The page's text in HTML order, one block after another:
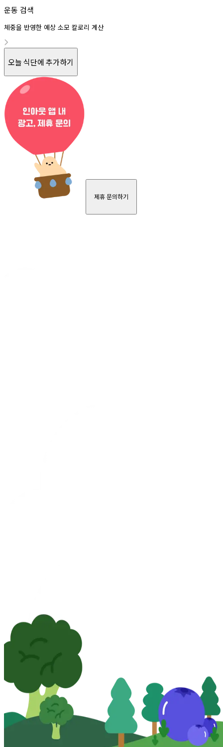
운동 검색
체중을 반영한 예상 소모 칼로리 계산
오늘 식단에 추가하기
제휴 문의하기